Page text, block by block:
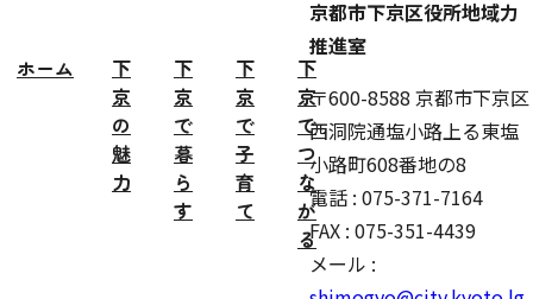
ホーム
下
京
の
魅
力
下
京
で
暮
ら
す
下
京
で
子
育
て
下
京
で
つ
な
が
る
京都市下京区役所地域力
推進室
〒600-8588 京都市下京区
西洞院通塩小路上る東塩
小路町608番地の8
電話 : 075-371-7164
FAX : 075-351-4439
メール :